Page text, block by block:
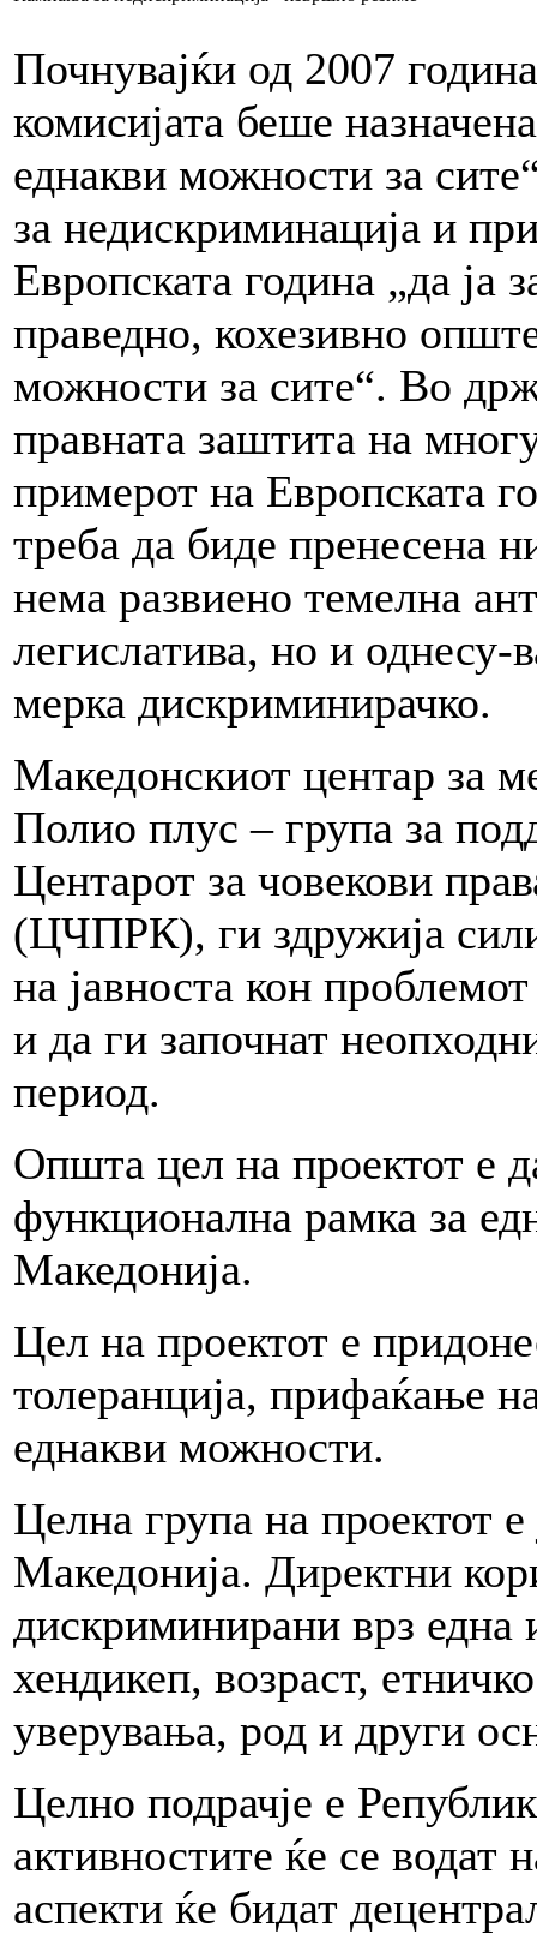
Почнувајќи од 2007
комисијата беше
еднакви можности за
за недискриминација и
Европската година „да ја
праведно, кохезивно
можности за сите“. Во
правната заштита на
примерот на Европската
треба да биде пренесена
нема развиено темелна
легислатива, но и однесу-
мерка дискриминирачко.
Македонскиот центар за
Полио плус – група за
Центарот за човекови
(ЦЧПРК), ги здружија
на јавноста кон
и да ги започнат
период.
Општа цел на проектот е
функционална рамка за
Македонија.
Цел на проектот е
толеранција, прифаќање
еднакви можности.
Целна група на проектот
Македонија. Директни
дискриминирани врз една
хендикеп, возраст,
уверувања, род и други
Целно подрачје е
активностите ќе се водат
аспекти ќе бидат